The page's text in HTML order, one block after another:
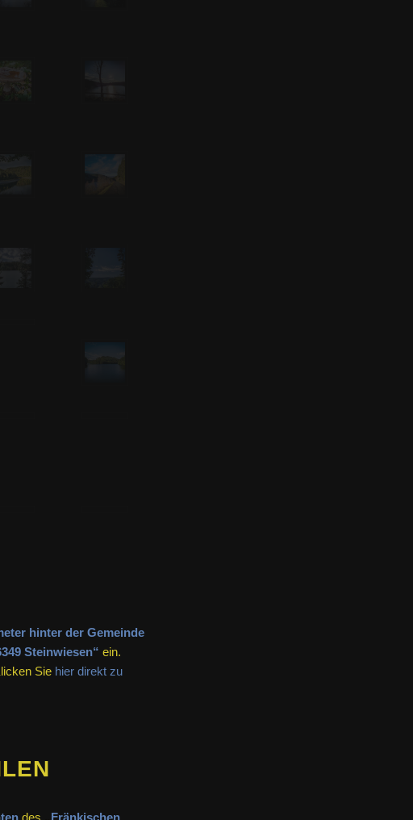
hinter der Gemeinde
Steinwiesen“ ein.
Sie hier direkt zu
des „Fränkischen